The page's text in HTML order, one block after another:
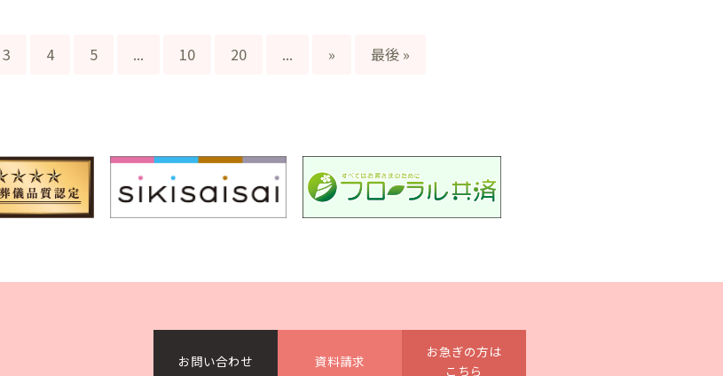
3 4 5 ... 10 20 ... » 最後 »
お問い合わせ 資料請求
お急ぎの方は
こちら